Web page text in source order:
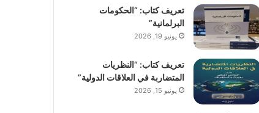
تعريف كتاب: “الحكومات
البرلمانية”
يونيو 19, 2026
تعريف كتاب: “النظريات
المتضاربة في العلاقات الدولية”
يونيو 15, 2026